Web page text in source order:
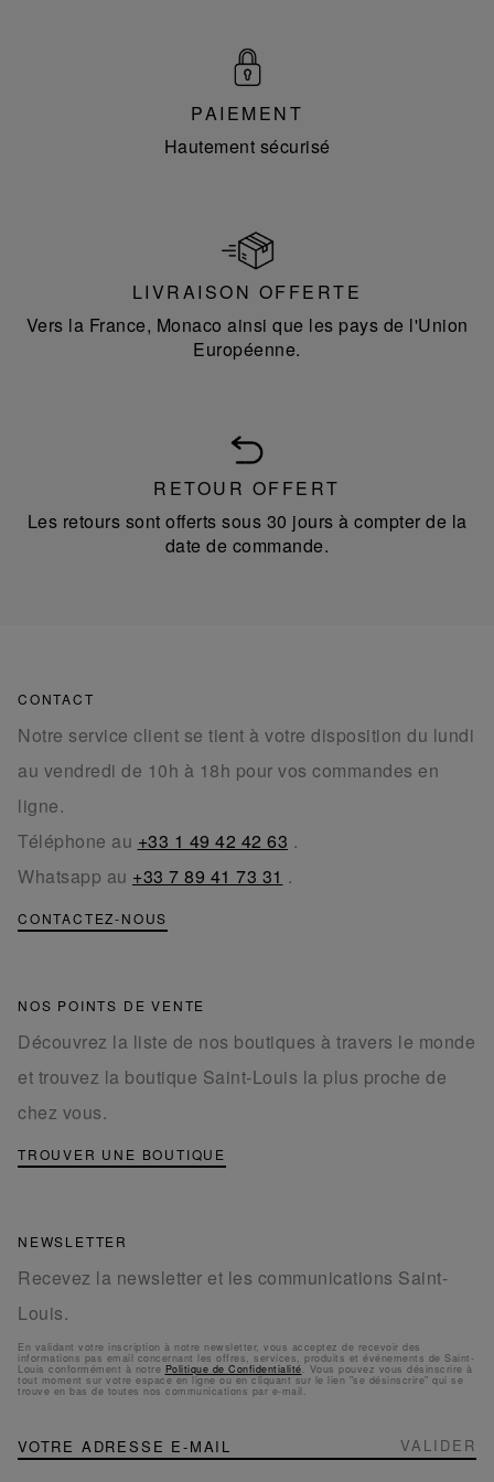
PAIEMENT
Hautement sécurisé
LIVRAISON OFFERTE
Vers la France, Monaco ainsi que les pays de l'Union
Européenne.
RETOUR OFFERT
Les retours sont offerts sous 30 jours à compter de la
date de commande.
CONTACT
Notre service client se tient à votre disposition du lundi
au vendredi de 10h à 18h pour vos commandes en
ligne.
Téléphone au +33 1 49 42 42 63 .
Whatsapp au +33 7 89 41 73 31 .
CONTACTEZ-NOUS
NOS POINTS DE VENTE
Découvrez la liste de nos boutiques à travers le monde
et trouvez la boutique Saint-Louis la plus proche de
chez vous.
TROUVER UNE BOUTIQUE
NEWSLETTER
Recevez la newsletter et les communications Saint-
Louis.
En validant votre inscription à notre newsletter, vous acceptez de recevoir des
informations pas email concernant les offres, services, produits et événements de Saint-
Louis conformément à notre Politique de Confidentialité. Vous pouvez vous désinscrire à
tout moment sur votre espace en ligne ou en cliquant sur le lien "se désinscrire" qui se
trouve en bas de toutes nos communications par e-mail.
NEWSLETTER
Inscription
à
VALIDER